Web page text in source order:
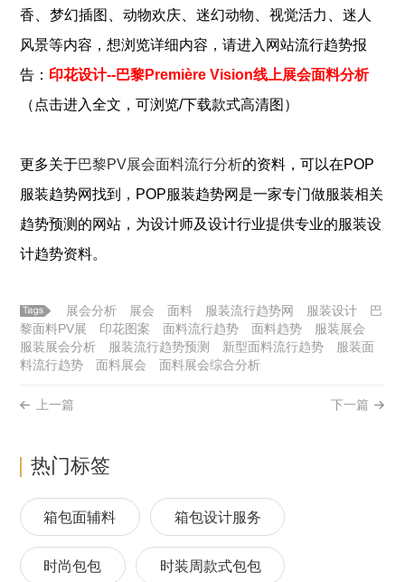
香、梦幻插图 、动物欢庆、迷幻动物、视觉活力 、迷人
风景等内容，想浏览详细内容，请进入网站流行趋势报
告： 印花设计--巴黎Première Vision线上展会面料分析
（点击进入全文，可浏览/下载款式高清图）
更多关于巴黎PV展会面料流行分析的资料，可以在POP
服装趋势网找到，POP服装趋势网是一家专门做服装相关
趋势预测的网站，为设计师及设计行业提供专业的服装设
计趋势资料。
展会分析 展会 面料 服装流行趋势网 服装设计
巴
黎面料PV展
印花图案 面料流行趋势 面料趋势
服装展会
服装展会分析
服装流行趋势预测 新型面料流行趋势
服装面
料流行趋势
面料展会 面料展会综合分析
上一篇 下一篇
热门标签
箱包面辅料 箱包设计服务
时尚包包 时装周款式包包